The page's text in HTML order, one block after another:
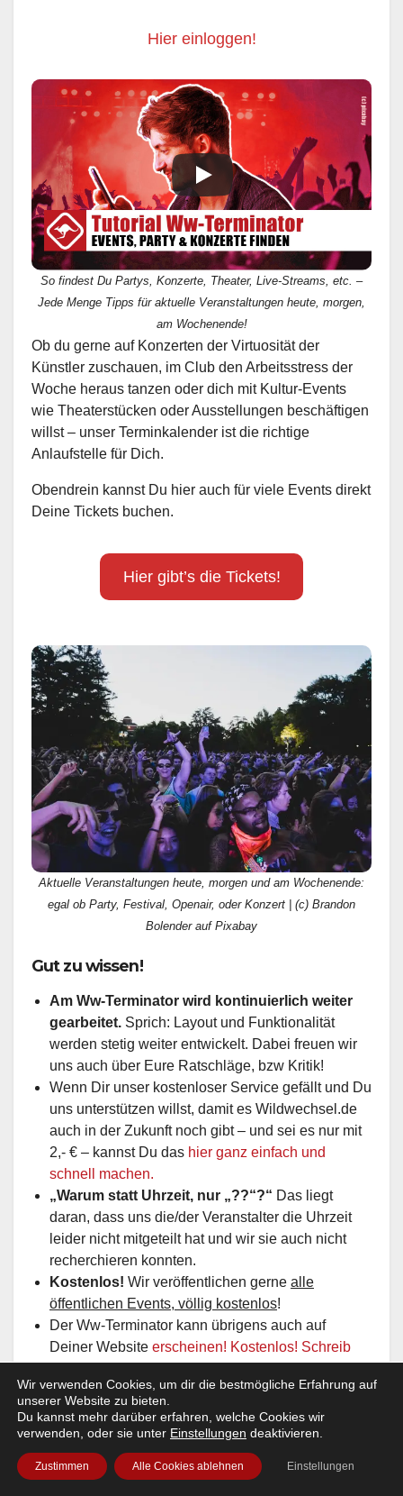
Hier einloggen!
So findest Du Partys, Konzerte, Theater, Live-Streams, etc. –
Jede Menge Tipps für aktuelle Veranstaltungen heute, morgen,
am Wochenende!
Ob du gerne auf Konzerten der Virtuosität der
Künstler zuschauen, im Club den Arbeitsstress der
Woche heraus tanzen oder dich mit Kultur-Events
wie Theaterstücken oder Ausstellungen beschäftigen
willst – unser Terminkalender ist die richtige
Anlaufstelle für Dich.
Obendrein kannst Du hier auch für viele Events direkt
Deine Tickets buchen.
Hier gibt’s die Tickets!
Aktuelle Veranstaltungen heute, morgen und am Wochenende:
egal ob Party, Festival, Openair, oder Konzert | (c) Brandon
Bolender auf Pixabay
Gut zu wissen!
Am Ww-Terminator wird kontinuierlich weiter
gearbeitet. Sprich: Layout und Funktionalität
werden stetig weiter entwickelt. Dabei freuen wir
uns auch über Eure Ratschläge, bzw Kritik!
Wenn Dir unser kostenloser Service gefällt und Du
uns unterstützen willst, damit es Wildwechsel.de
auch in der Zukunft noch gibt – und sei es nur mit
2,- € – kannst Du das hier ganz einfach und
schnell machen.
„Warum statt Uhrzeit, nur „??“?“ Das liegt
daran, dass uns die/der Veranstalter die Uhrzeit
leider nicht mitgeteilt hat und wir sie auch nicht
recherchieren konnten.
Kostenlos! Wir veröffentlichen gerne alle
öffentlichen Events, völlig kostenlos!
Der Ww-Terminator kann übrigens auch auf
Deiner Website erscheinen! Kostenlos! Schreib
Deine Veranstaltung kostenlos
eintragen:
Hier kannst Du in wenigen Minuten Deinen eigenen
Wir verwenden Cookies, um dir die bestmögliche Erfahrung auf
unserer Website zu bieten.
Du kannst mehr darüber erfahren, welche Cookies wir
verwenden, oder sie unter Einstellungen deaktivieren.
Zustimmen Alle Cookies ablehnen Einstellungen